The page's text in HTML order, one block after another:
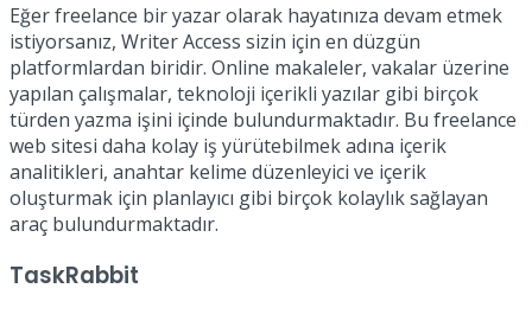
Eğer freelance bir yazar olarak hayatınıza devam etmek
istiyorsanız, Writer Access sizin için en düzgün
platformlardan biridir. Online makaleler, vakalar üzerine
yapılan çalışmalar, teknoloji içerikli yazılar gibi birçok
türden yazma işini içinde bulundurmaktadır. Bu freelance
web sitesi daha kolay iş yürütebilmek adına içerik
analitikleri, anahtar kelime düzenleyici ve içerik
oluşturmak için planlayıcı gibi birçok kolaylık sağlayan
araç bulundurmaktadır.
TaskRabbit